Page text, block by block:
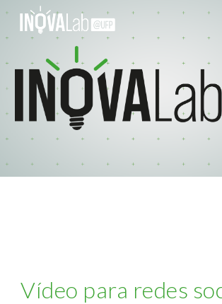
Skip to main content
Vídeo para redes